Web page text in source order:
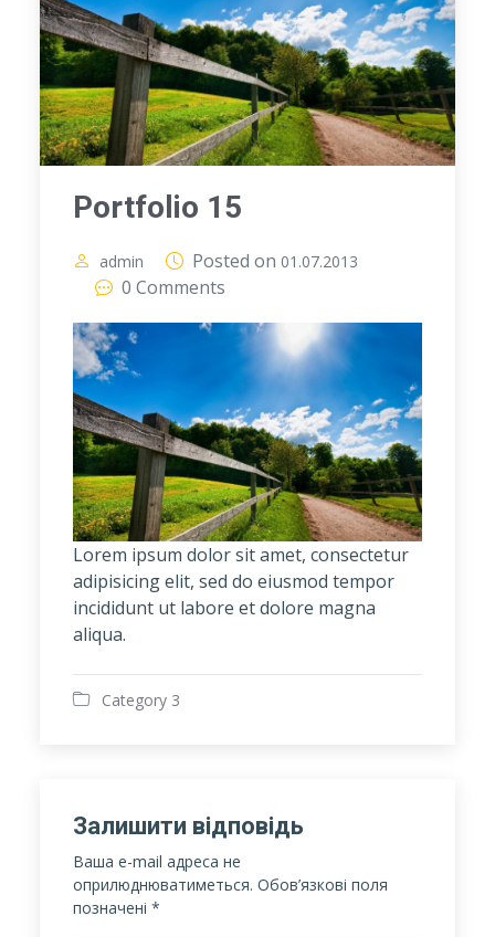
Portfolio 15
admin Posted on 01.07.2013
0 Comments
Lorem ipsum dolor sit amet, consectetur
adipisicing elit, sed do eiusmod tempor
incididunt ut labore et dolore magna
aliqua.
Category 3
Залишити відповідь
Ваша e-mail адреса не
оприлюднюватиметься. Обов’язкові поля
позначені *